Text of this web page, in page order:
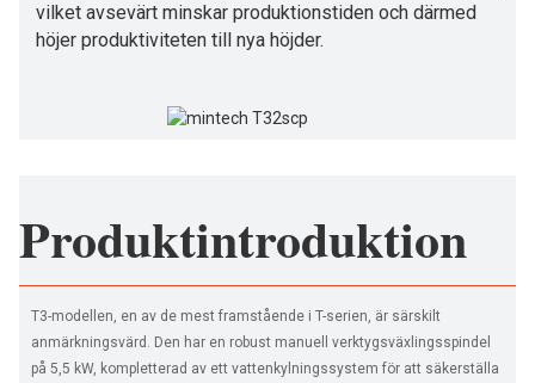
vilket avsevärt minskar produktionstiden och därmed
höjer produktiviteten till nya höjder.
Produktintroduktion
T3-modellen, en av de mest framstående i T-serien, är särskilt
anmärkningsvärd. Den har en robust manuell verktygsväxlingsspindel
på 5,5 kW, kompletterad av ett vattenkylningssystem för att säkerställa